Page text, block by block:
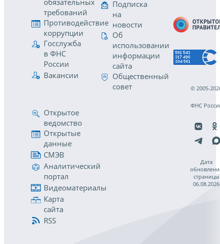
обязательных
требований
Противодействие
коррупции
Госслужба
в ФНС
России
Вакансии
Подписка
на
новости
Об
использовании
информации
сайта
Общественный
совет
Открытое
ведомство
Открытые
данные
СМЭВ
Аналитический
портал
Видеоматериалы
Карта
сайта
RSS
© 2005-
ФНС
Дата
страницы
06.08.2026